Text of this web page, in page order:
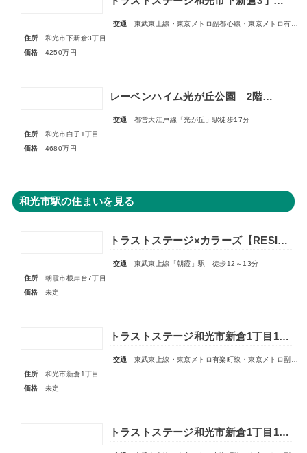
交通
東武東上線・東京メトロ副都心線・東京メトロ有楽町線「和光市」駅 徒歩19分
住所
和光市下新倉3丁目
価格
4250万円
レーベンハイム光が丘公園 2階部分
交通
都営大江戸線「光が丘」駅徒歩17分
住所
和光市白子1丁目
価格
4680万円
和光市駅の住まいを見る
トラストステージ×カラーズ【RESIDENCE】朝霞市根岸台7丁目41期 全13区画第一期分譲 宅地分譲第二期分譲 新築分譲住宅 ◇販売予告◇
交通
東武東上線「朝霞」駅 徒歩12～13分
住所
朝霞市根岸台7丁目
価格
未定
トラストステージ和光市新倉1丁目16期 全11区画◇販売予告◇
交通
東武東上線・東京メトロ有楽町線・東京メトロ副都心線「和光市」駅 徒歩14～15分
住所
和光市新倉1丁目
価格
未定
トラストステージ和光市新倉1丁目18期 全6区画■第1期分譲 販売予告■